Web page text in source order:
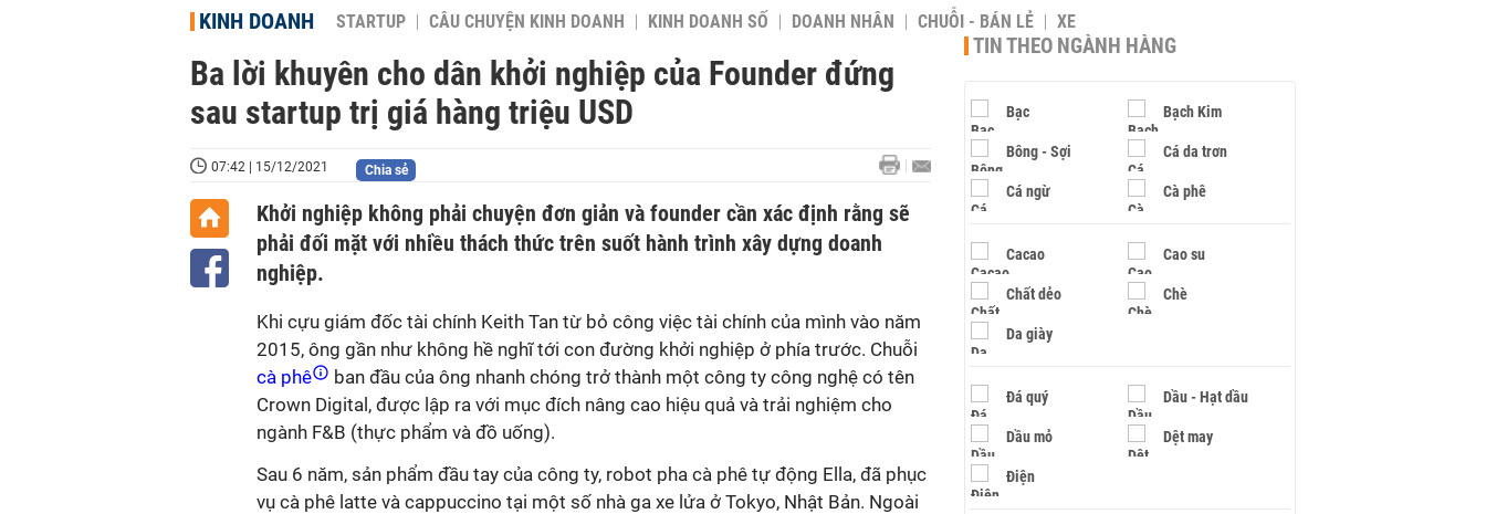
KINH DOANH STARTUP CÂU CHUYỆN KINH DOANH KINH DOANH SỐ DOANH NHÂN CHUỖI - BÁN LẺ XE
Ba lời khuyên cho dân khởi nghiệp của Founder đứng
sau startup trị giá hàng triệu USD
07:42 | 15/12/2021 Chia sẻ
Khởi nghiệp không phải chuyện đơn giản và founder cần xác định rằng sẽ
phải đối mặt với nhiều thách thức trên suốt hành trình xây dựng doanh
nghiệp.
Khi cựu giám đốc tài chính Keith Tan từ bỏ công việc tài chính của mình vào năm
2015, ông gần như không hề nghĩ tới con đường khởi nghiệp ở phía trước. Chuỗi
cà phê
ban đầu của ông nhanh chóng trở thành một công ty công nghệ có tên
Crown Digital, được lập ra với mục đích nâng cao hiệu quả và trải nghiệm cho
ngành F&B (thực phẩm và đồ uống).
Sau 6 năm, sản phẩm đầu tay của công ty, robot pha cà phê tự động Ella, đã phục
vụ cà phê latte và cappuccino tại một số nhà ga xe lửa ở Tokyo, Nhật Bản. Ngoài
TIN THEO NGÀNH HÀNG
Bạc Bạch Kim
Bông - Sợi Cá da trơn
Cá ngừ Cà phê
Cacao Cao su
Chất dẻo Chè
Da giày
Đá quý Dầu - Hạt dầu
Dầu mỏ Dệt may
Điện